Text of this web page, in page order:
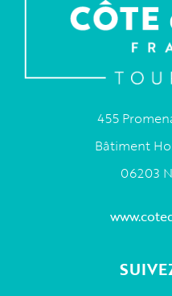
455
Bâtiment
06203